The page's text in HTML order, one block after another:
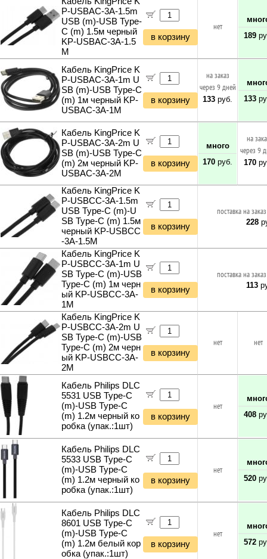
Вибротехника
Бетономешалки
Садовые инструменты
Наборы инструментов
Хранение инструментов
Удлинители силовые
Фонари и мобильные светильники
Мультитулы и ножи
Инструменты и техника прочее
P-USBAC-3A-1.5m
USB (m)-USB Type-
C (m) 1.5м черный
KP-USBAC-3A-1.5
M
в корзину
нет
189
Кабель KingPrice K
P-USBAC-3A-1m U
SB (m)-USB Type-C
(m) 1м черный KP-
USBAC-3A-1M
в корзину
на заказ
через 9 дней
133 руб.
133
Кабель KingPrice K
P-USBAC-3A-2m U
SB (m)-USB Type-C
(m) 2м черный KP-
USBAC-3A-2M
в корзину
много
170 руб.
на
через 9
170
Кабель KingPrice K
P-USBCC-3A-1.5m
USB Type-C (m)-U
SB Type-C (m) 1.5м
черный KP-USBCC
-3A-1.5M
в корзину
поставка на
228
Кабель KingPrice K
P-USBCC-3A-1m U
SB Type-C (m)-USB
Type-C (m) 1м черн
ый KP-USBCC-3A-
1M
в корзину
поставка на
113
Кабель KingPrice K
P-USBCC-3A-2m U
SB Type-C (m)-USB
Type-C (m) 2м черн
ый KP-USBCC-3A-
2M
в корзину
нет нет
Кабель Philips DLC
5531 USB Type-C
(m)-USB Type-C
(m) 1.2м черный ко
робка (упак.:1шт)
в корзину
нет
408
Кабель Philips DLC
5533 USB Type-C
(m)-USB Type-C
(m) 1.2м черный ко
робка (упак.:1шт)
в корзину
нет
520
Кабель Philips DLC
8601 USB Type-C
(m)-USB Type-C
(m) 1.2м белый кор
обка (упак.:1шт)
в корзину
нет
572